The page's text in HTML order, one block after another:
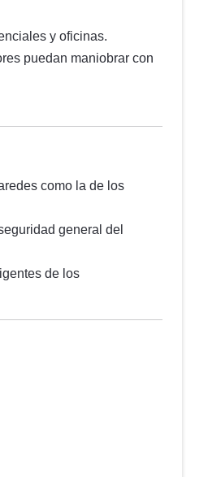
y oficinas.
puedan maniobrar con
como la de los
general del
de los